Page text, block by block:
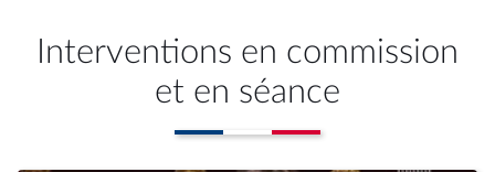
Interventions en commission
et en séance